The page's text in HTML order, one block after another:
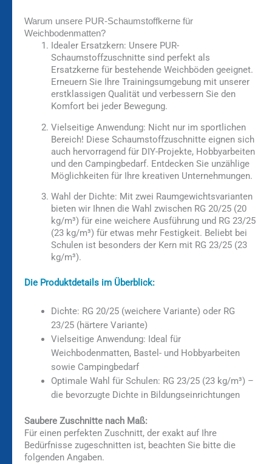
Warum unsere PUR-Schaumstoffkerne für
Weichbodenmatten?
Idealer Ersatzkern: Unsere PUR-
Schaumstoffzuschnitte sind perfekt als
Ersatzkerne für bestehende Weichböden geeignet.
Erneuern Sie Ihre Trainingsumgebung mit unserer
erstklassigen Qualität und verbessern Sie den
Komfort bei jeder Bewegung.
Vielseitige Anwendung: Nicht nur im sportlichen
Bereich! Diese Schaumstoffzuschnitte eignen sich
auch hervorragend für DIY-Projekte, Hobbyarbeiten
und den Campingbedarf. Entdecken Sie unzählige
Möglichkeiten für Ihre kreativen Unternehmungen.
Wahl der Dichte: Mit zwei Raumgewichtsvarianten
bieten wir Ihnen die Wahl zwischen RG 20/25 (20
kg/m³) für eine weichere Ausführung und RG 23/25
(23 kg/m³) für etwas mehr Festigkeit. Beliebt bei
Schulen ist besonders der Kern mit RG 23/25 (23
kg/m³).
Die Produktdetails im Überblick:
Dichte: RG 20/25 (weichere Variante) oder RG
23/25 (härtere Variante)
Vielseitige Anwendung: Ideal für
Weichbodenmatten, Bastel- und Hobbyarbeiten
sowie Campingbedarf
Optimale Wahl für Schulen: RG 23/25 (23 kg/m³) –
die bevorzugte Dichte in Bildungseinrichtungen
Saubere Zuschnitte nach Maß:
Für einen perfekten Zuschnitt, der exakt auf Ihre
Bedürfnisse zugeschnitten ist, beachten Sie bitte die
folgenden Angaben.